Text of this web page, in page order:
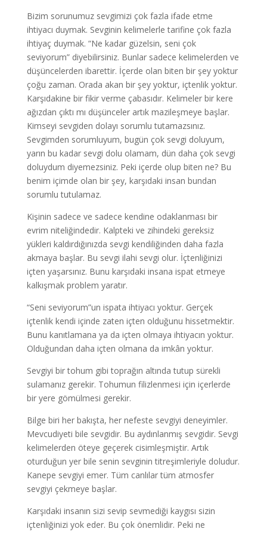
Bizim sorunumuz sevgimizi çok fazla ifade etme
ihtiyacı duymak. Sevginin kelimelerle tarifine çok fazla
ihtiyaç duymak. “Ne kadar güzelsin, seni çok
seviyorum” diyebilirsiniz. Bunlar sadece kelimelerden ve
düşüncelerden ibarettir. İçerde olan biten bir şey yoktur
çoğu zaman. Orada akan bir şey yoktur, içtenlik yoktur.
Karşıdakine bir fikir verme çabasıdır. Kelimeler bir kere
ağızdan çıktı mı düşünceler artık mazileşmeye başlar.
Kimseyi sevgiden dolayı sorumlu tutamazsınız.
Sevgimden sorumluyum, bugün çok sevgi doluyum,
yarın bu kadar sevgi dolu olamam, dün daha çok sevgi
doluydum diyemezsiniz. Peki içerde olup biten ne? Bu
benim içimde olan bir şey, karşıdaki insan bundan
sorumlu tutulamaz.
Kişinin sadece ve sadece kendine odaklanması bir
evrim niteliğindedir. Kalpteki ve zihindeki gereksiz
yükleri kaldırdığınızda sevgi kendiliğinden daha fazla
akmaya başlar. Bu sevgi ilahi sevgi olur. İçtenliğinizi
içten yaşarsınız. Bunu karşıdaki insana ispat etmeye
kalkışmak problem yaratır.
“Seni seviyorum”un ispata ihtiyacı yoktur. Gerçek
içtenlik kendi içinde zaten içten olduğunu hissetmektir.
Bunu kanıtlamana ya da içten olmaya ihtiyacın yoktur.
Olduğundan daha içten olmana da imkân yoktur.
Sevgiyi bir tohum gibi toprağın altında tutup sürekli
sulamanız gerekir. Tohumun filizlenmesi için içerlerde
bir yere gömülmesi gerekir.
Bilge biri her bakışta, her nefeste sevgiyi deneyimler.
Mevcudiyeti bile sevgidir. Bu aydınlanmış sevgidir. Sevgi
kelimelerden öteye geçerek cisimleşmiştir. Artık
oturduğun yer bile senin sevginin titreşimleriyle doludur.
Kanepe sevgiyi emer. Tüm canlılar tüm atmosfer
sevgiyi çekmeye başlar.
Karşıdaki insanın sizi sevip sevmediği kaygısı sizin
içtenliğinizi yok eder. Bu çok önemlidir. Peki ne